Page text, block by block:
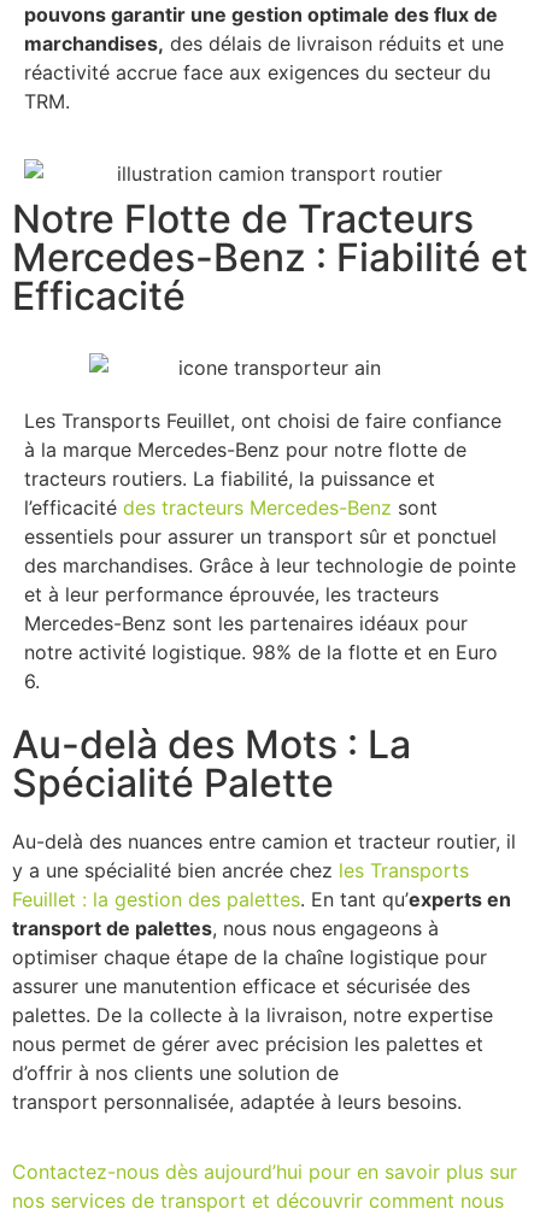
pouvons garantir une gestion optimale des flux de
marchandises, des délais de livraison réduits et une
réactivité accrue face aux exigences du secteur du
TRM.
Notre Flotte de Tracteurs
Mercedes-Benz : Fiabilité et
Efficacité
Les Transports Feuillet, ont choisi de faire confiance
à la marque Mercedes-Benz pour notre flotte de
tracteurs routiers. La fiabilité, la puissance et
l’efficacité des tracteurs Mercedes-Benz sont
essentiels pour assurer un transport sûr et ponctuel
des marchandises. Grâce à leur technologie de pointe
et à leur performance éprouvée, les tracteurs
Mercedes-Benz sont les partenaires idéaux pour
notre activité logistique. 98% de la flotte et en Euro
6.
Au-delà des Mots : La
Spécialité Palette
Au-delà des nuances entre camion et tracteur routier, il
y a une spécialité bien ancrée chez les Transports
Feuillet : la gestion des palettes. En tant qu’experts en
transport de palettes, nous nous engageons à
optimiser chaque étape de la chaîne logistique pour
assurer une manutention efficace et sécurisée des
palettes. De la collecte à la livraison, notre expertise
nous permet de gérer avec précision les palettes et
d’offrir à nos clients une solution de
transport personnalisée, adaptée à leurs besoins.
Contactez-nous dès aujourd’hui pour en savoir plus sur
nos services de transport et découvrir comment nous